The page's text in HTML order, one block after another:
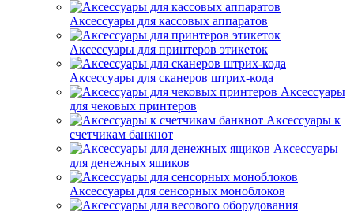
Аксессуары для кассовых аппаратов
Аксессуары для принтеров этикеток
Аксессуары для сканеров штрих-кода
Аксессуары
для чековых принтеров
Аксессуары к
счетчикам банкнот
Аксессуары
для денежных ящиков
Аксессуары для сенсорных моноблоков